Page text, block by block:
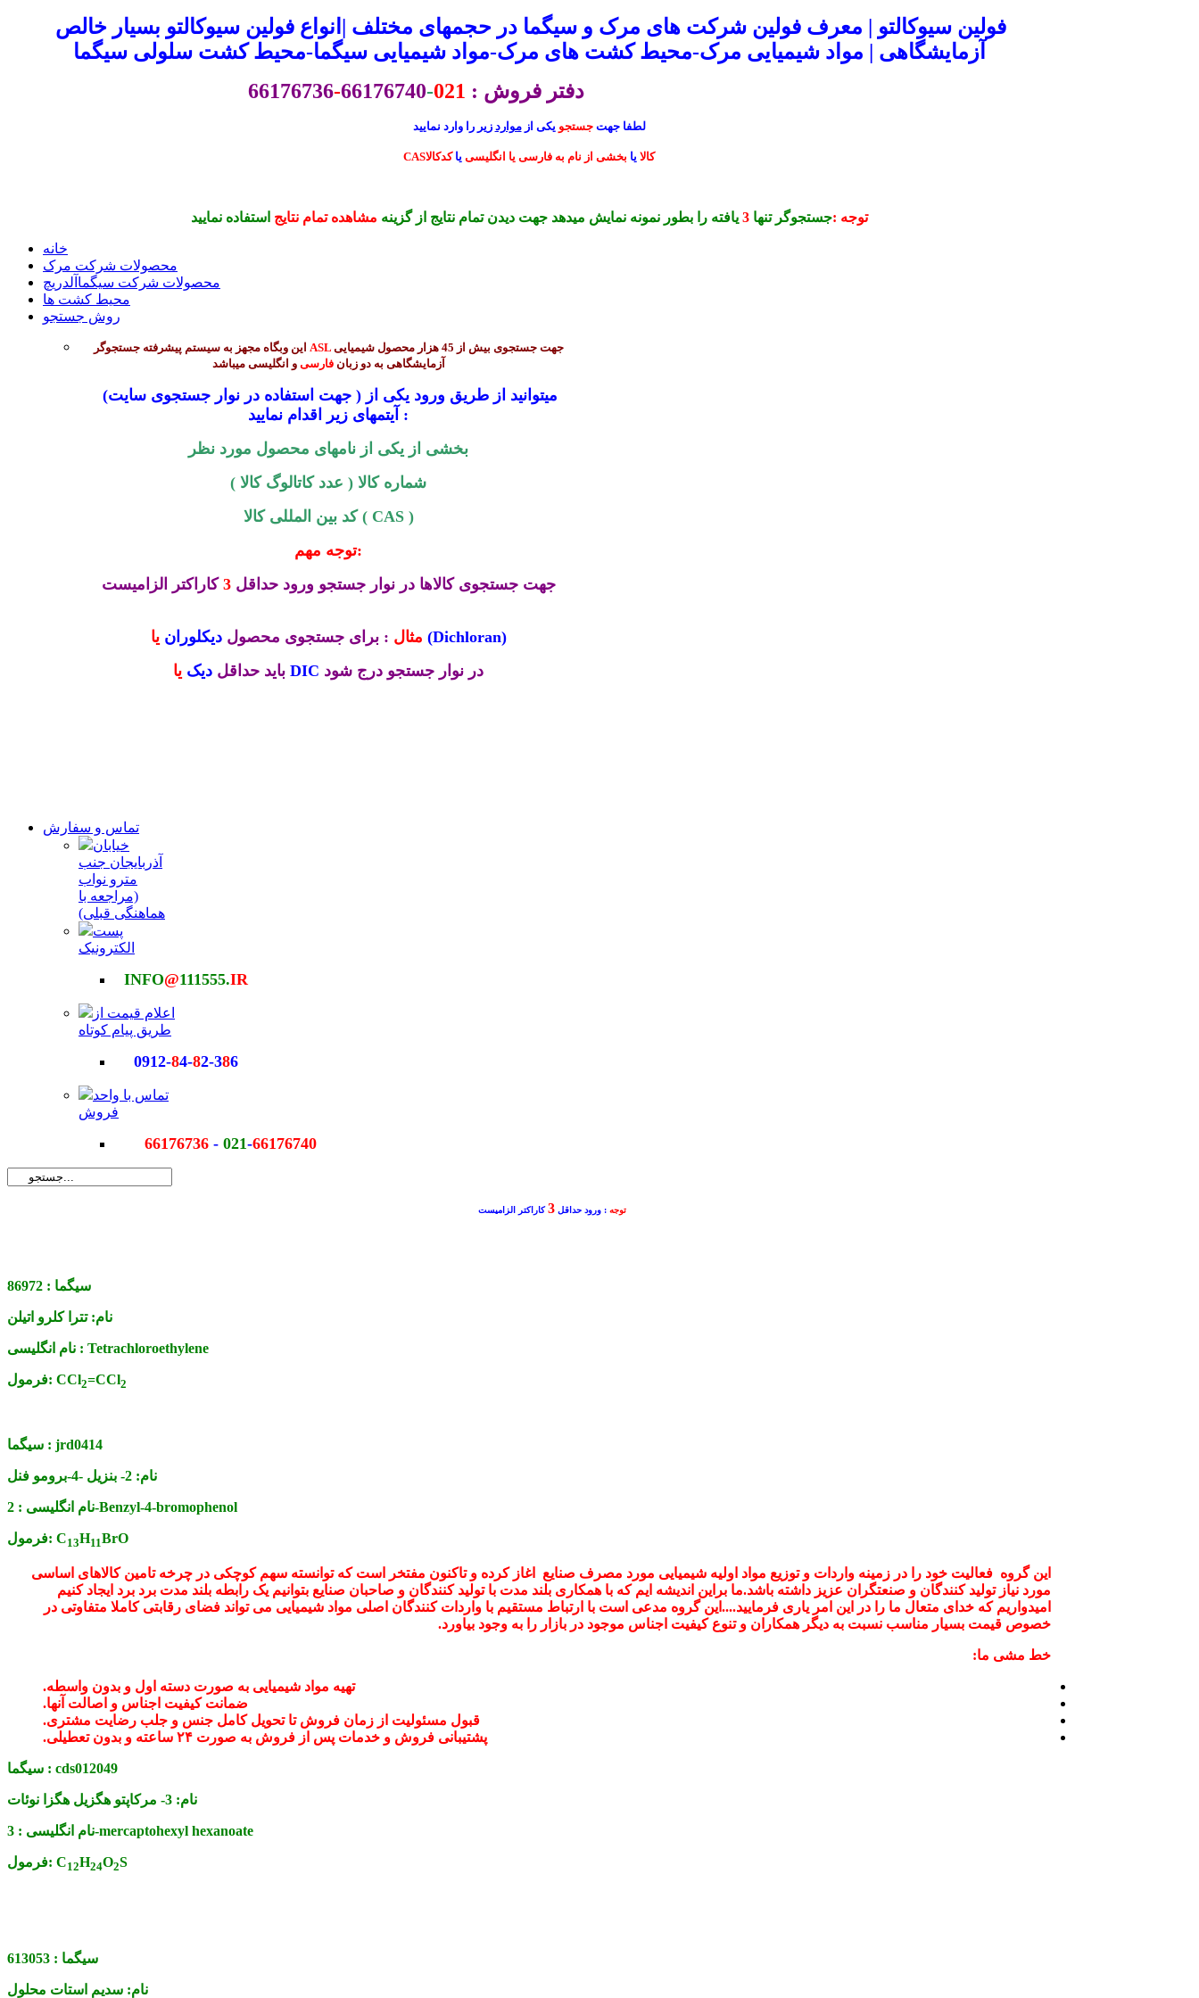
فولین سیوکالتو | معرف فولین شرکت های مرک و سیگما در حجمهای مختلف |انواع فولین سیوکالتو بسیار خالص
آزمایشگاهی | مواد شیمیایی مرک-محیط کشت های مرک-مواد شیمیایی سیگما-محیط کشت سلولی سیگما
دفتر فروش : 021
-
66176740
-
66176736
لطفا جهتجستجو یکی ازموارد زیر را وارد نمایید
CASکالا یا بخشی از نام به فارسی یا انگلیسی یاکدکالا
توجه :جستجوگر تنها3 یافته را بطور نمونه نمایش میدهد جهت دیدن تمام نتایج از گزینه مشاهده تمام نتایج استفاده نمایید
خانه
محصولات شرکت مرک
محصولات شرکت سیگماآلدریچ
محیط کشت ها
روش جستجو
ASLجهت جستجوی بیش از 45 هزار محصول شیمیایی
آزمایشگاهی به دو زبانفارسی و انگلیسی میباشد
(جهت استفاده در نوار جستجوی سایت ) میتوانید از طریق ورود یکی از
آیتمهای زیر اقدام نمایید :
بخشی از یکی از نامهای محصول مورد نظر
شماره کالا ( عدد کاتالوگ کالا )
کد بین المللی کالا ( CAS )
توجه مهم:
جهت جستجوی کالاها در نوار جستجو ورود حداقل3 کاراکتر الزامیست
مثال : برای جستجوی محصولدیکلورانیا (Dichloran)
باید حداقل دیک یا DIC در نوار جستجو درج شود
تماس و سفارش
خیابان
آذربایجان جنب
مترو نواب
(مراجعه با
هماهنگی قبلی)
پست
الکترونیک
INFO@111555.IR
اعلام قیمت از
طریق پیام کوتاه
0912-84-82-386
تماس با واحد
فروش
66176736- 021-66176740
توجه : ورود حداقل3کاراکتر الزامیست
سیگما : 86972
نام: تترا کلرو اتیلن
نام انگلیسی : Tetrachloroethylene
فرمول: CCl2=CCl2
سیگما : jrd0414
نام: 2- بنزیل -4-برومو فنل
نام انگلیسی :2-Benzyl-4-bromophenol
فرمول: C13H11BrO
این گروه فعالیت خود را در زمینه واردات و توزیع مواد اولیه شیمیایی مورد مصرف صنایع اغاز کرده و تاکنون مفتخر است که توانسته سهم کوچکی در چرخه تامین کالاهای اساسی
مورد نیاز تولید کنندگان و صنعتگران عزیز داشته باشد.ما براین اندیشه ایم که با همکاری بلند مدت با تولید کنندگان و صاحبان صنایع بتوانیم یک رابطه بلند مدت برد برد ایجاد کنیم
امیدواریم که خدای متعال ما را در این امر یاری فرمایید....این گروه مدعی است با ارتباط مستقیم با واردات کنندگان اصلی مواد شیمیایی می تواند فضای رقابتی کاملا متفاوتی در
خصوص قیمت بسیار مناسب نسبت به دیگر همکاران و تنوع کیفیت اجناس موجود در بازار را به وجود بیاورد.
خط مشی ما:
تهیه مواد شیمیایی به صورت دسته اول و بدون واسطه.
ضمانت کیفیت اجناس و اصالت آنها.
قبول مسئولیت از زمان فروش تا تحویل کامل جنس و جلب رضایت مشتری.
پشتیبانی فروش و خدمات پس از فروش به صورت ۲۴ ساعته و بدون تعطیلی.
سیگما : cds012049
نام: 3- مرکاپتو هگزیل هگزا نوئات
نام انگلیسی :3-mercaptohexyl hexanoate
فرمول: C12H24O2S
سیگما : 613053
نام: سدیم استات محلول